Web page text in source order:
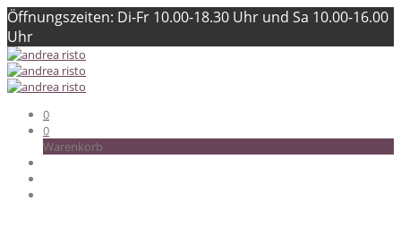
Öffnungszeiten: Di-Fr 10.00-18.30 Uhr und Sa 10.00-16.00
Uhr
0
0
Warenkorb